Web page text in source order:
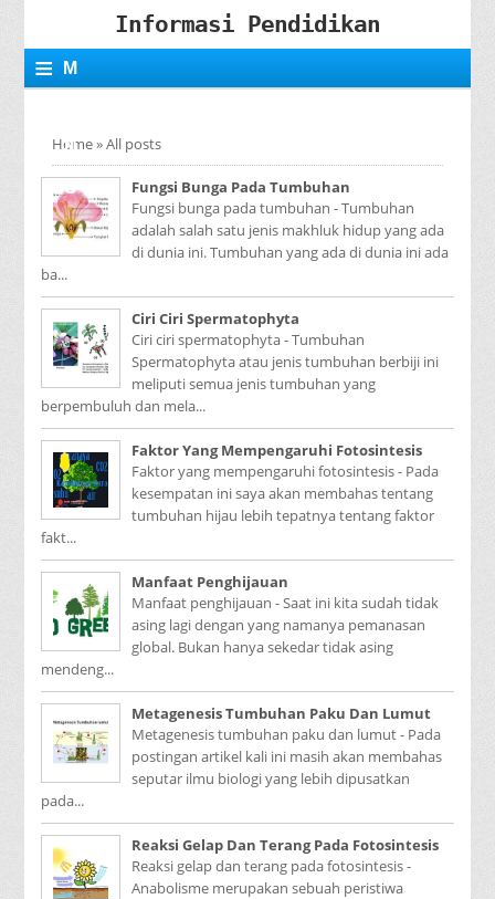
Informasi Pendidikan
≡ M
N
U
Home»All posts
Fungsi Bunga Pada Tumbuhan
Fungsi bunga pada tumbuhan - Tumbuhan
adalah salah satu jenis makhluk hidup yang ada
di dunia ini. Tumbuhan yang ada di dunia ini ada
ba...
Ciri Ciri Spermatophyta
Ciri ciri spermatophyta - Tumbuhan
Spermatophyta atau jenis tumbuhan berbiji ini
meliputi semua jenis tumbuhan yang
berpembuluh dan mela...
Faktor Yang Mempengaruhi Fotosintesis
Faktor yang mempengaruhi fotosintesis - Pada
kesempatan ini saya akan membahas tentang
tumbuhan hijau lebih tepatnya tentang faktor
fakt...
Manfaat Penghijauan
Manfaat penghijauan - Saat ini kita sudah tidak
asing lagi dengan yang namanya pemanasan
global. Bukan hanya sekedar tidak asing
mendeng...
Metagenesis Tumbuhan Paku Dan Lumut
Metagenesis tumbuhan paku dan lumut - Pada
postingan artikel kali ini masih akan membahas
seputar ilmu biologi yang lebih dipusatkan
pada...
Reaksi Gelap Dan Terang Pada Fotosintesis
Reaksi gelap dan terang pada fotosintesis -
Anabolisme merupakan sebuah peristiwa